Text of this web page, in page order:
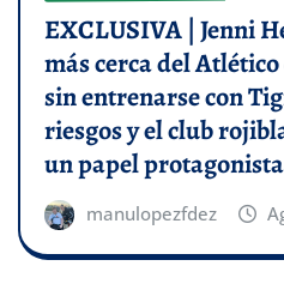
EXCLUSIVA | Jenni
más cerca del
sin entrenarse con
riesgos y el club
un papel protagonista
manulopezfdez